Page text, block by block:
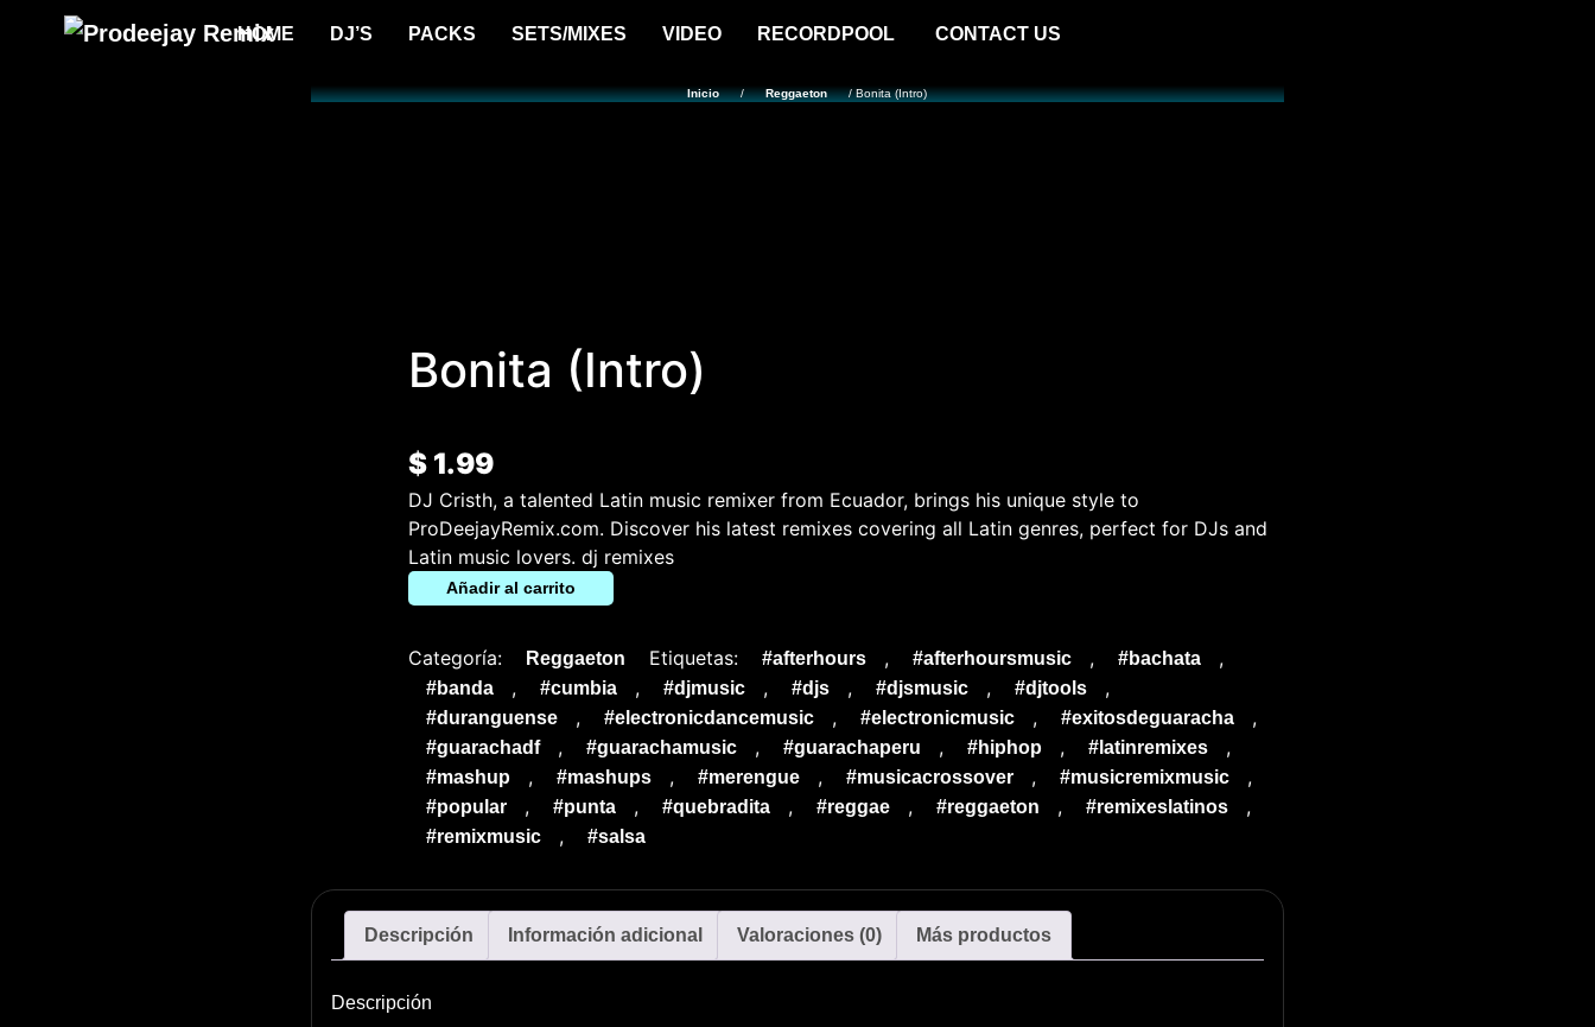
HOME DJ’S PACKS SETS/MIXES VIDEO RECORDPOOL CONTACT US
Inicio / Reggaeton / Bonita (Intro)
Bonita (Intro)
$1.99
DJ Cristh, a talented Latin music remixer from Ecuador, brings his unique style to
ProDeejayRemix.com. Discover his latest remixes covering all Latin genres, perfect for DJs and
Latin music lovers. dj remixes
Añadir al carrito
Categoría: Reggaeton Etiquetas: #afterhours , #afterhoursmusic , #bachata ,
#banda , #cumbia , #djmusic , #djs , #djsmusic , #djtools ,
#duranguense , #electronicdancemusic , #electronicmusic , #exitosdeguaracha ,
#guarachadf , #guarachamusic , #guarachaperu , #hiphop , #latinremixes ,
#mashup , #mashups , #merengue , #musicacrossover , #musicremixmusic ,
#popular , #punta , #quebradita , #reggae , #reggaeton , #remixeslatinos ,
#remixmusic , #salsa
Descripción Información adicional Valoraciones (0) Más productos
Descripción